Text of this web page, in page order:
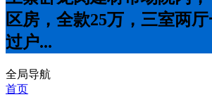
区房，全款25万，三室两
过户...
全局导航
首页